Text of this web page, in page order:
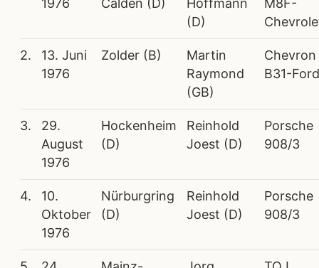
1976 Calden (D)
Hoffmann
(D)
M8F-
2.
13. Juni
1976
Zolder (B)
Martin
Raymond
(GB)
Chevron
B31-Ford
3.
29.
August
1976
Hockenheim
(D)
Reinhold
Joest (D)
Porsche
908/3
4.
10.
Oktober
1976
Nürburgring
(D)
Reinhold
Joest (D)
Porsche
908/3